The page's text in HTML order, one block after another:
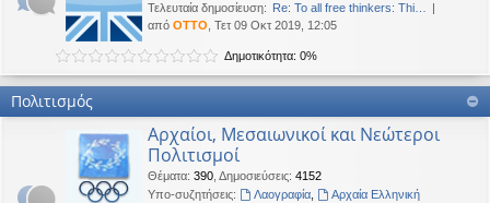
Τελευταία δημοσίευση: Re: To all free thinkers: Thi…
από OTTO , Τετ 09 Οκτ 2019, 12:05
Δημοτικότητα: 0%
Πολιτισμός
Αρχαίοι, Μεσαιωνικοί και Νεώτεροι
Πολιτισμοί
Θέματα: 390 Δημοσιεύσεις: 4152
Υπο-συζητήσεις:
Λαογραφία,
Αρχαία Ελληνική